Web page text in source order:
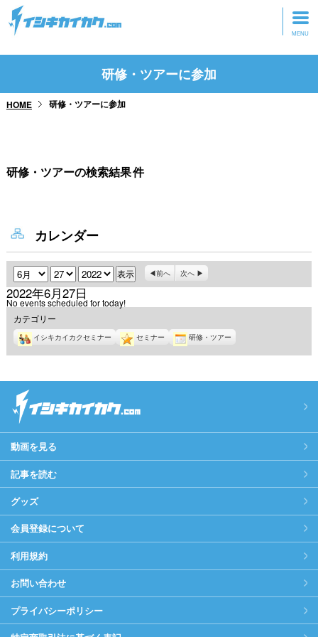
トップページ
研修・ツアーに参加
研修・ツアーに参加
HOME 研修・ツアーに参加
研修・ツアーの検索結果件
カレンダー
月 日 年 前へ 次へ
2022年6月27日
No events scheduled for today!
カテゴリー
イシキカイカクセミナー セミナー 研修・ツアー
動画を見る
記事を読む
グッズ
会員登録について
利用規約
お問い合わせ
プライバシーポリシー